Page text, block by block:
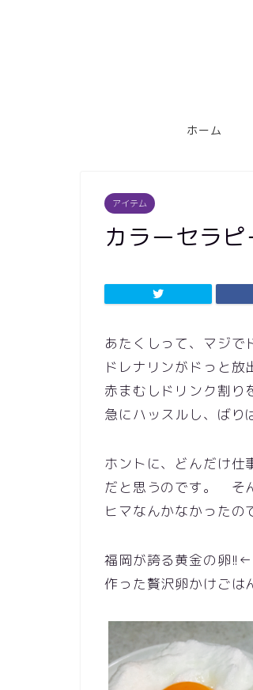
ホーム
アイテム
カラーセラ
あたくしって、マジで
ドレナリンがドっと
赤まむしドリンク割り
急にハッスルし、ばり
ホントに、どんだけ仕
だと思うのです。 そ
ヒマなんかなかったの
福岡が誇る黄金の卵
作った贅沢卵かけご